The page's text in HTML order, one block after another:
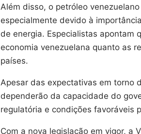
Além disso, o petróleo
especialmente devido à
de energia. Especialistas apontam
economia venezuelana quanto as
países.
Apesar das expectativas em torno
dependerão da capacidade do
regulatória e condições favoráveis
Com a nova legislação em vigor, a